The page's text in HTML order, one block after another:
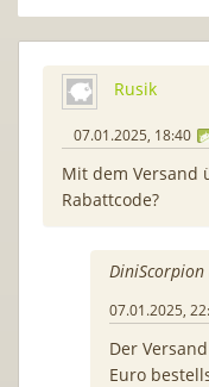
Rusik
07.01.2025, 18:40
Mit dem Versand
Rabattcode?
DiniScorpion
07.01.2025,
Der
Euro